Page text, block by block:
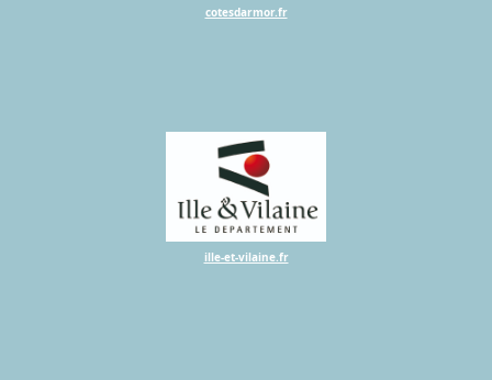
cotesdarmor.fr
ille-et-vilaine.fr